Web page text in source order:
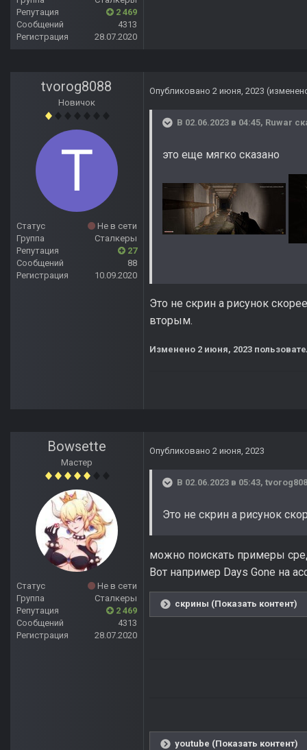
Репутация
2 469
Сообщений
4313
Регистрация
28.07.2020
tvorog8088
Новичок
Статус
Не в сети
Группа
Сталкеры
Репутация
27
Сообщений
88
Регистрация
10.09.2020
Опубликовано 2 июня, 2023
В 02.06.2023 в 04:45, Ruwar
это еще мягко сказано
Это не скрин а рисунок
вторым.
Изменено 2 июня, 2023
Bowsette
Мастер
Статус
Не в сети
Группа
Сталкеры
Репутация
2 469
Сообщений
4313
Регистрация
28.07.2020
Опубликовано 2 июня, 2023
В 02.06.2023 в 05:43,
Это не скрин а рисунок
можно поискать примеры
Вот например Days Gone на
скрины (Показать контент)
youtube (Показать контент)